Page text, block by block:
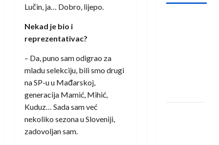
Lučin, ja… Dobro, lijepo.
Nekad je bio i
reprezentativac?
– Da, puno sam odigrao za
mladu selekciju, bili smo drugi
na SP-u u Mađarskoj,
generacija Mamić, Mihić,
Kuduz… Sada sam već
nekoliko sezona u Sloveniji,
zadovoljan sam.